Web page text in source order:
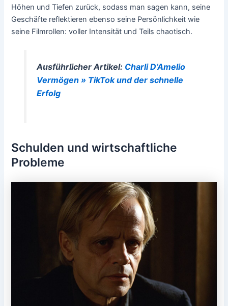
Höhen und Tiefen zurück, sodass man sagen kann, seine
Geschäfte reflektieren ebenso seine Persönlichkeit wie
seine Filmrollen: voller Intensität und Teils chaotisch.
Ausführlicher Artikel: Charli D’Amelio
Vermögen » TikTok und der schnelle
Erfolg
Schulden und wirtschaftliche
Probleme